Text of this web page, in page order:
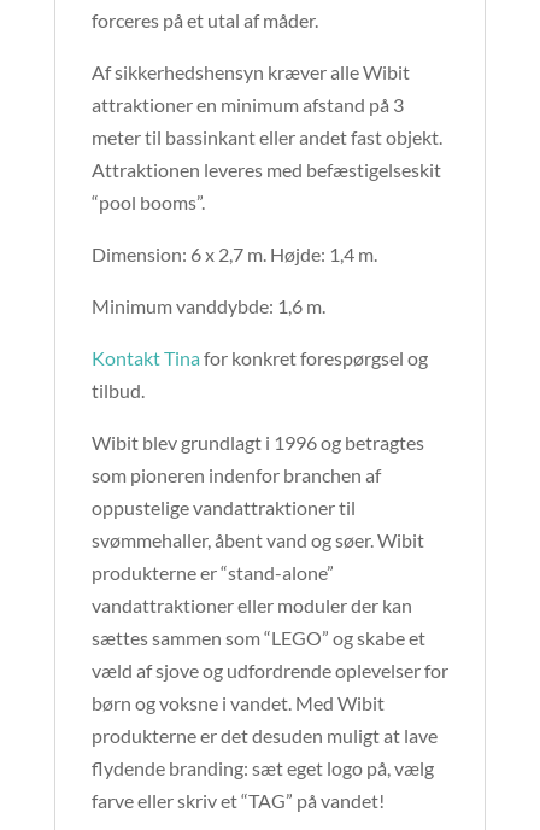
forceres på et utal af måder.
Af sikkerhedshensyn kræver alle Wibit
attraktioner en minimum afstand på 3
meter til bassinkant eller andet fast objekt.
Attraktionen leveres med befæstigelseskit
“pool booms”.
Dimension: 6 x 2,7 m. Højde: 1,4 m.
Minimum vanddybde: 1,6 m.
Kontakt Tinafor konkret forespørgsel og
tilbud.
Wibit blev grundlagt i 1996 og betragtes
som pioneren indenfor branchen af
oppustelige vandattraktioner til
svømmehaller, åbent vand og søer. Wibit
produkterne er “stand-alone”
vandattraktioner eller moduler der kan
sættes sammen som “LEGO” og skabe et
væld af sjove og udfordrende oplevelser for
børn og voksne i vandet. Med Wibit
produkterne er det desuden muligt at lave
flydende branding: sæt eget logo på, vælg
farve eller skriv et “TAG” på vandet!